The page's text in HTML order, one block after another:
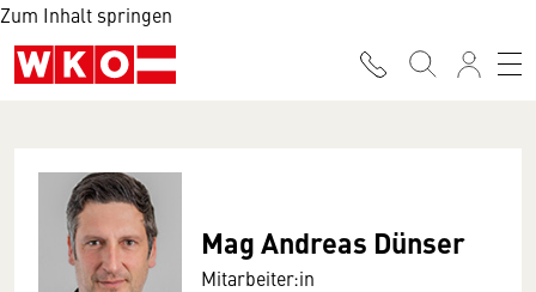
Zum Inhalt springen
Mag Andreas Dünser
Mitarbeiter:in